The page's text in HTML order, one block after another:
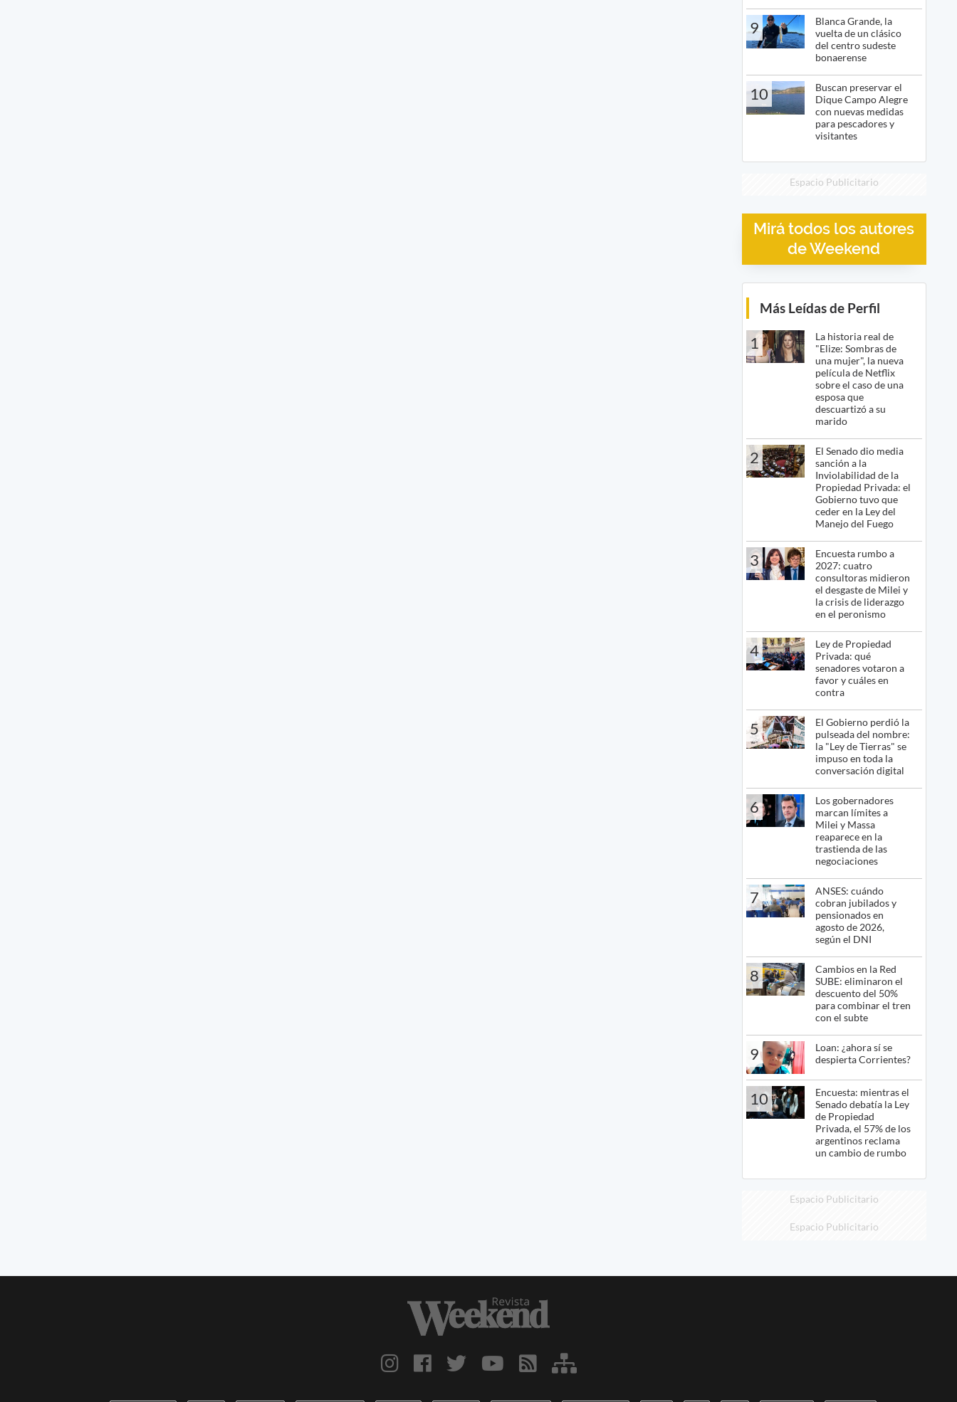
9
Blanca Grande, la
vuelta de un clásico
del centro sudeste
bonaerense
10
Buscan preservar el
Dique Campo Alegre
con nuevas medidas
para pescadores y
visitantes
Espacio Publicitario
Mirá todos los autores
de Weekend
Más Leídas de Perfil
1
La historia real de
"Elize: Sombras de
una mujer", la nueva
película de Netflix
sobre el caso de una
esposa que
descuartizó a su
marido
2
El Senado dio media
sanción a la
Inviolabilidad de la
Propiedad Privada: el
Gobierno tuvo que
ceder en la Ley del
Manejo del Fuego
3
Encuesta rumbo a
2027: cuatro
consultoras midieron
el desgaste de Milei y
la crisis de liderazgo
en el peronismo
4
Ley de Propiedad
Privada: qué
senadores votaron a
favor y cuáles en
contra
5
El Gobierno perdió la
pulseada del nombre:
la "Ley de Tierras" se
impuso en toda la
conversación digital
6
Los gobernadores
marcan límites a
Milei y Massa
reaparece en la
trastienda de las
negociaciones
7
ANSES: cuándo
cobran jubilados y
pensionados en
agosto de 2026,
según el DNI
8
Cambios en la Red
SUBE: eliminaron el
descuento del 50%
para combinar el tren
con el subte
9
Loan: ¿ahora sí se
despierta Corrientes?
10
Encuesta: mientras el
Senado debatía la Ley
de Propiedad
Privada, el 57% de los
argentinos reclama
un cambio de rumbo
Espacio Publicitario
Espacio Publicitario